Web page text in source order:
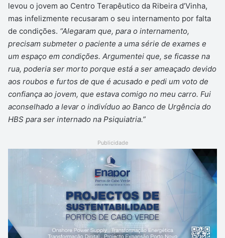
levou o jovem ao Centro Terapêutico da Ribeira d’Vinha,
mas infelizmente recusaram o seu internamento por falta
de condições. “Alegaram que, para o internamento,
precisam submeter o paciente a uma série de exames e
um espaço em condições. Argumentei que, se ficasse na
rua, poderia ser morto porque está a ser ameaçado devido
aos roubos e furtos de que é acusado e pedi um voto de
confiança ao jovem, que estava comigo no meu carro. Fui
aconselhado a levar o indivíduo ao Banco de Urgência do
HBS para ser internado na Psiquiatria.”
Publicidade